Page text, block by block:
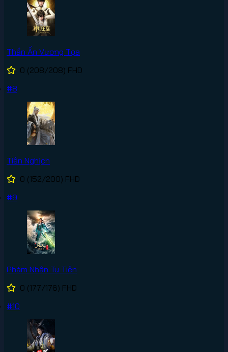
Thần Ấn Vương Tọa
0 (208/208) FHD
#8
Tiên Nghịch
0 (152/200) FHD
#9
Phàm Nhân Tu Tiên
0 (177/176) FHD
#10